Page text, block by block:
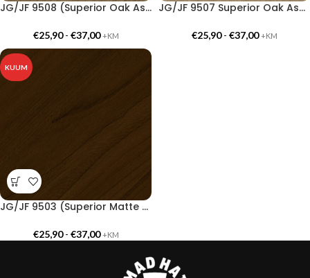
JG/JF 9508 (Superior Oak Ash)
€25,90- €37,00 +KM
JG/JF 9507 Superior Oak Ash Light
€25,90- €37,00 +KM
KUUM
JG/JF 9503 (Superior Matte Walnut)
€25,90- €37,00 +KM